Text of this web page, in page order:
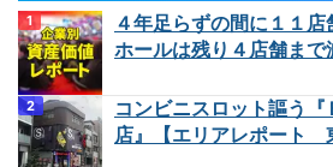
４年足らずの間に１１
ホールは残り４店舗ま
コンビニスロット謳う
店』【エリアレポート